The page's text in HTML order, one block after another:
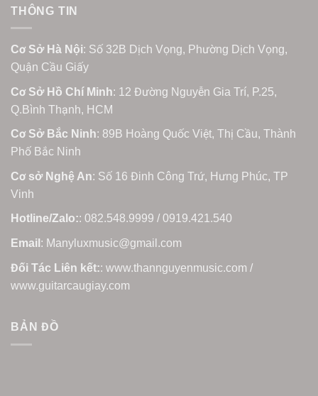
THÔNG TIN
Cơ Sở Hà Nội: Số 32B Dịch Vọng, Phường Dịch Vọng,
Quận Cầu Giấy
Cơ Sở Hồ Chí Minh: 12 Đường Nguyễn Gia Trí, P.25,
Q.Bình Thạnh, HCM
Cơ Sở Bắc Ninh: 89B Hoàng Quốc Việt, Thị Cầu, Thành
Phố Bắc Ninh
Cơ sở Nghệ An: Số 16 Đinh Công Trứ, Hưng Phúc, TP
Vinh
Hotline/Zalo:: 082.548.9999 / 0919.421.540
Email : Manyluxmusic@gmail.com
Đối Tác Liên kết:: www.thannguyenmusic.com /
www.guitarcaugiay.com
BẢN ĐỒ